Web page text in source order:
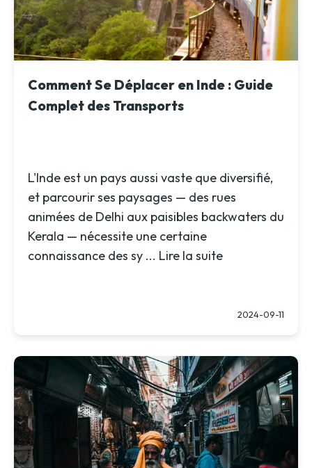
Comment Se Déplacer en Inde : Guide
Complet des Transports
L'Inde est un pays aussi vaste que diversifié,
et parcourir ses paysages — des rues
animées de Delhi aux paisibles backwaters du
Kerala — nécessite une certaine
connaissance des sy ... Lire la suite
2024-09-11